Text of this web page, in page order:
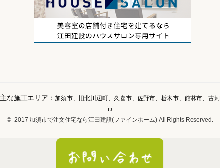
主な施工エリア： 加須市、旧北川辺町、久喜市、佐野市、栃木市、館林市、古河
市
© 2017 加須市で注文住宅なら江田建設(ファインホーム) All Rights Reserved.